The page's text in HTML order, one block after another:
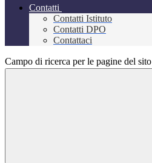
Contatti
Contatti Istituto
Contatti DPO
Contattaci
Campo di ricerca per le pagine del sito